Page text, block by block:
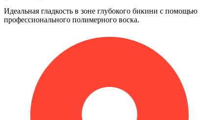
Идеальная гладкость в зоне глубокого бикини с помощью
профессионального полимерного воска.